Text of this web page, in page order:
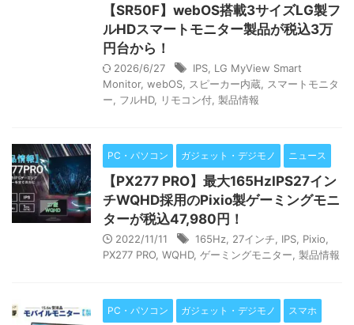
【SR50F】webOS搭載3サイズLG製フ
ルHDスマートモニター製品が税込3万
円台から！
2026/6/27 IPS LG MyView Smart
Monitor, webOS スピーカー内蔵
スマートモニタ
ー
フルHD, リモコン付 製品情報
PC・パソコン ガジェット・デジモノ ニュース
【PX277 PRO】最大165HzIPS27イン
チWQHD採用のPixio製ゲーミングモニ
ターが税込47,980円！
2022/11/11 165Hz 27インチ IPS Pixio
PX277 PRO WQHD, ゲーミングモニター 製品情報
PC・パソコン ガジェット・デジモノ スマホ